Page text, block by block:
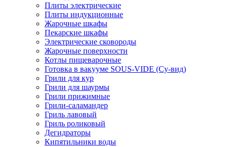
Плиты электрические
Плиты индукционные
Жарочные шкафы
Пекарские шкафы
Электрические сковороды
Жарочные поверхности
Котлы пищеварочные
Готовка в вакууме SOUS-VIDE (Су-вид)
Грили для кур
Грили для шаурмы
Грили прижимные
Грили-саламандер
Гриль лавовый
Гриль роликовый
Дегидраторы
Кипятильники воды